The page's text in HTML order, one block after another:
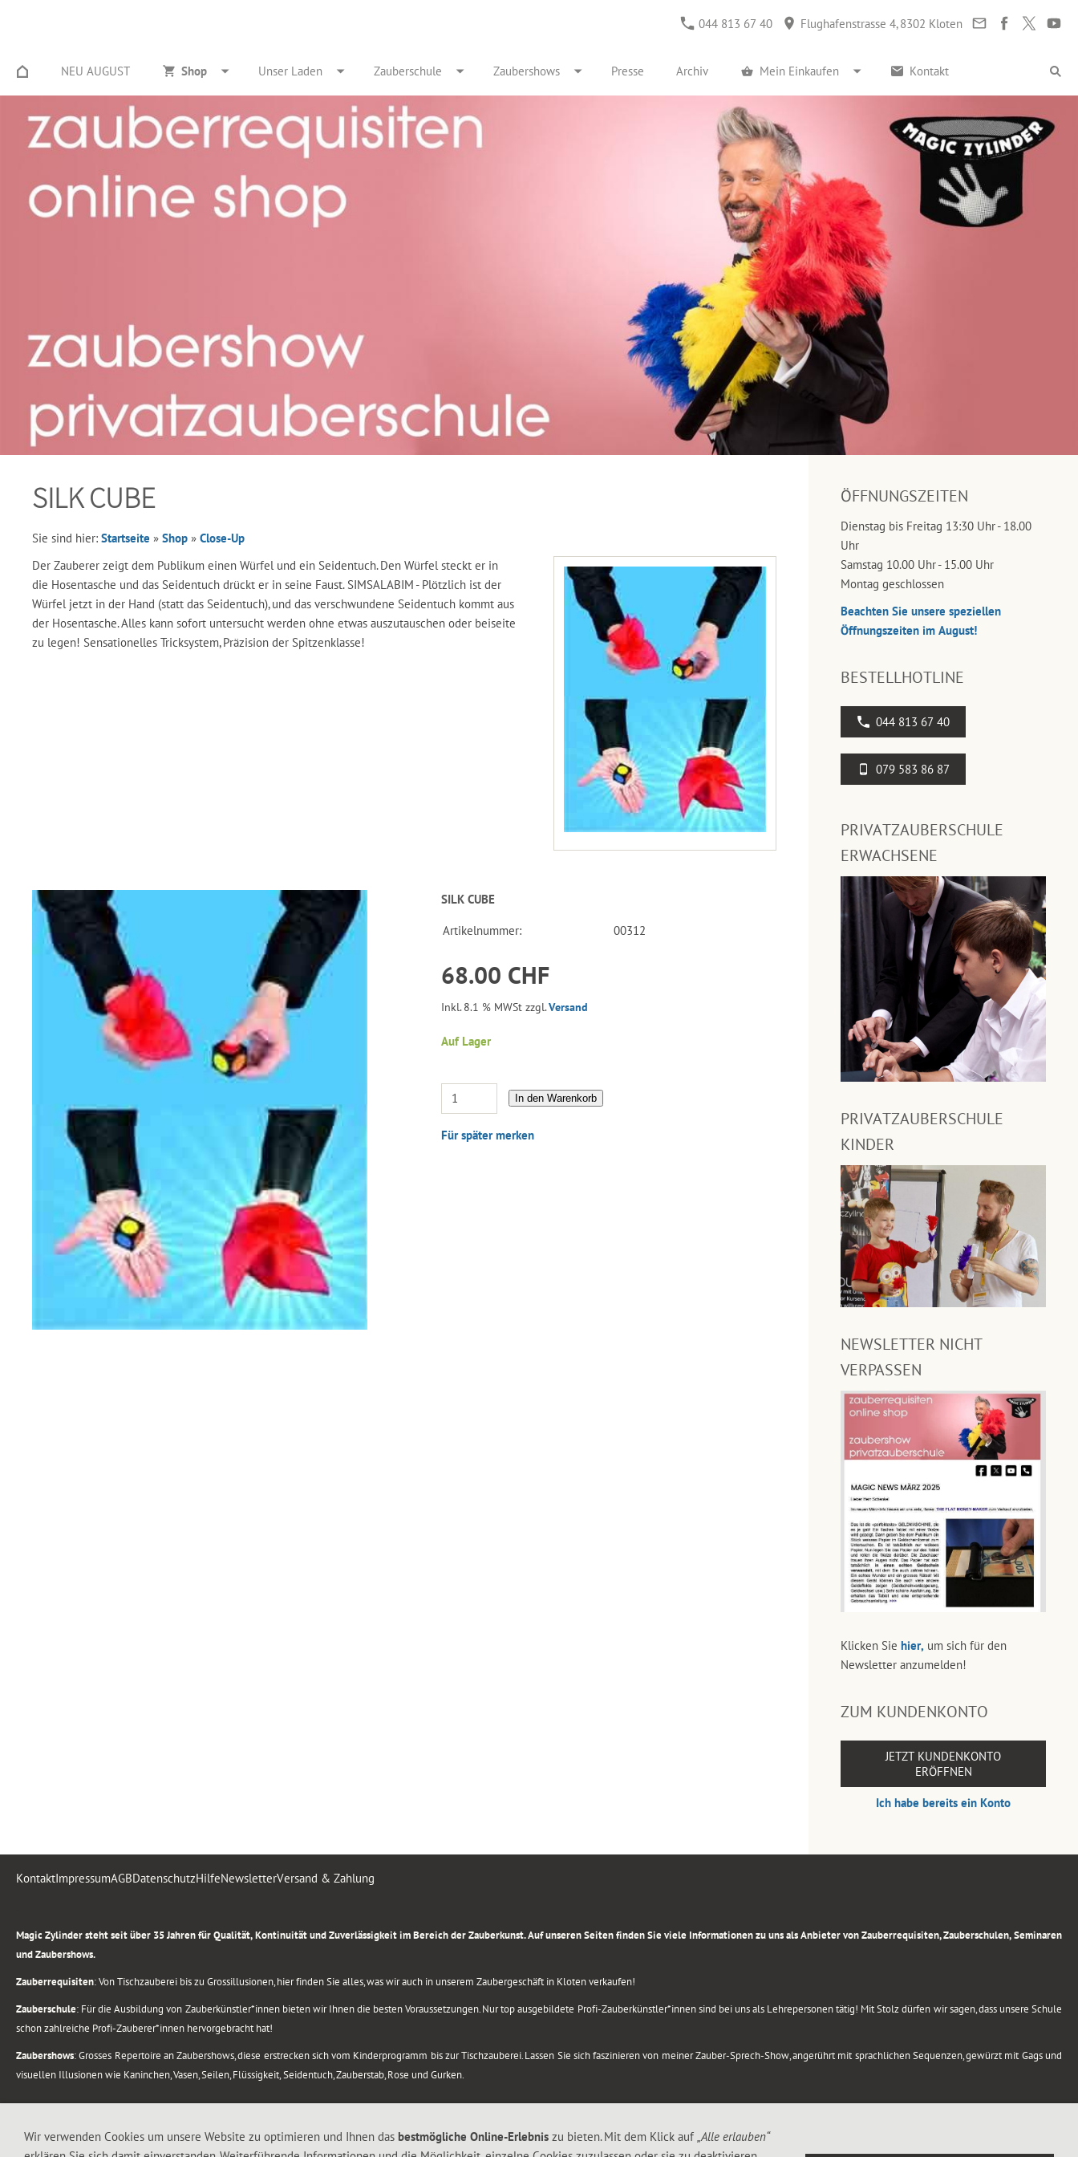
044 813 67 40 Flughafenstrasse 4, 8302 Kloten
NEU AUGUST Shop Unser Laden Zauberschule Zaubershows Presse Archiv Mein Einkaufen Kontakt
SILK CUBE
Sie sind hier: Startseite » Shop » Close-Up
Der Zauberer zeigt dem Publikum einen Würfel und ein Seidentuch. Den Würfel steckt er in
die Hosentasche und das Seidentuch drückt er in seine Faust. SIMSALABIM - Plötzlich ist der
Würfel jetzt in der Hand (statt das Seidentuch), und das verschwundene Seidentuch kommt aus
der Hosentasche. Alles kann sofort untersucht werden ohne etwas auszutauschen oder beiseite
zu legen! Sensationelles Tricksystem, Präzision der Spitzenklasse!
SILK CUBE
Artikelnummer: 00312
68.00 CHF
Inkl. 8.1 % MWSt zzgl.Versand
Auf Lager
In den Warenkorb
Für später merken
ÖFFNUNGSZEITEN
Dienstag bis Freitag 13:30 Uhr - 18.00
Uhr
Samstag 10.00 Uhr - 15.00 Uhr
Montag geschlossen
Beachten Sie unsere speziellen
Öffnungszeiten im August!
BESTELLHOTLINE
044 813 67 40
079 583 86 87
PRIVATZAUBERSCHULE
ERWACHSENE
PRIVATZAUBERSCHULE
KINDER
NEWSLETTER NICHT
VERPASSEN
Klicken Sie hier, um sich für den
Newsletter anzumelden!
ZUM KUNDENKONTO
JETZT KUNDENKONTO
ERÖFFNEN
Ich habe bereits ein Konto
KontaktImpressumAGBDatenschutzHilfeNewsletterVersand & Zahlung
Magic Zylinder steht seit über 35 Jahren für Qualität, Kontinuität und Zuverlässigkeit im Bereich der Zauberkunst. Auf unseren Seiten finden Sie viele Informationen zu uns als Anbieter von Zauberrequisiten, Zauberschulen, Seminaren
und Zaubershows.
Zauberrequisiten: Von Tischzauberei bis zu Grossillusionen, hier finden Sie alles, was wir auch in unserem Zaubergeschäft in Kloten verkaufen!
Zauberschule: Für die Ausbildung von Zauberkünstler*innen bieten wir Ihnen die besten Voraussetzungen. Nur top ausgebildete Profi-Zauberkünstler*innen sind bei uns als Lehrepersonen tätig! Mit Stolz dürfen wir sagen, dass unsere Schule
schon zahlreiche Profi-Zauberer*innen hervorgebracht hat!
Zaubershows: Grosses Repertoire an Zaubershows, diese erstrecken sich vom Kinderprogramm bis zur Tischzauberei. Lassen Sie sich faszinieren von meiner Zauber-Sprech-Show, angerührt mit sprachlichen Sequenzen, gewürzt mit Gags und
visuellen Illusionen wie Kaninchen, Vasen, Seilen, Flüssigkeit, Seidentuch, Zauberstab, Rose und Gurken.
.
Alle Rechte vorbehalten. © 1988-2026 Magic Zylinder
Wir verwenden Cookies um unsere Website zu optimieren und Ihnen das bestmögliche Online-Erlebnis zu bieten. Mit dem Klick auf „Alle erlauben“